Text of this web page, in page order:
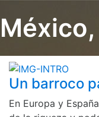
Un barroco
En Europa y